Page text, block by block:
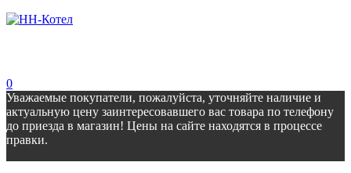
0
Уважаемые покупатели, пожалуйста, уточняйте наличие и
актуальную цену заинтересовавшего вас товара по телефону
до приезда в магазин! Цены на сайте находятся в процессе
правки.